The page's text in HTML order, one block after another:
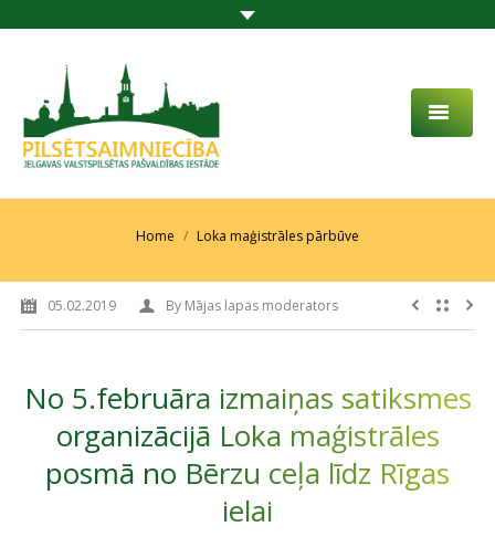
PAR MUMS
PROJEKTI
SABIEDRĪBAS LĪDZDALĪBA
KONTAKTI
SAZIŅA
Home Loka maģistrāles pārbūve
05.02.2019 By Mājas lapas moderators
No 5.februāra izmaiņas satiksmes
organizācijā Loka maģistrāles
posmā no Bērzu ceļa līdz Rīgas
ielai